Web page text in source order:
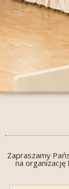
Zapraszamy
na organizację